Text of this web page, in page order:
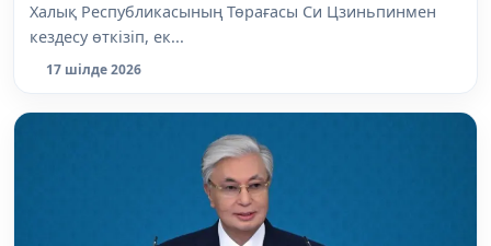
Халық Республикасының Төрағасы Си Цзиньпинмен
кездесу өткізіп, ек...
17 шілде 2026